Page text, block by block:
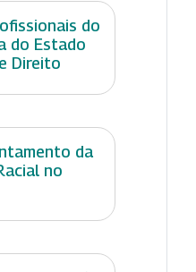
do
do Estado
Direito
da
no